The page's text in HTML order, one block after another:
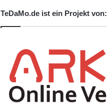
TeDaMo.de ist ein Projekt von: